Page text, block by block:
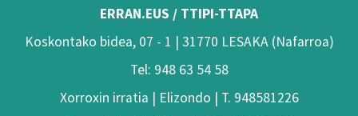
ERRAN.EUS / TTIPI-TTAPA
Koskontako bidea, 07 - 1 | 31770 LESAKA (Nafarroa)
Tel: 948 63 54 58
Xorroxin irratia | Elizondo | T. 948581226